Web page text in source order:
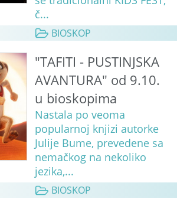
č...
BIOSKOP
"TAFITI - PUSTINJSKA
AVANTURA" od 9.10.
u bioskopima
Nastala po veoma
popularnoj knjizi autorke
Julije Bume, prevedene sa
nemačkog na nekoliko
jezika,...
BIOSKOP